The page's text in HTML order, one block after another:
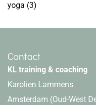
yoga (3)
Contact
KL training & coaching
Karolien Lammens
Amsterdam (Oud-West